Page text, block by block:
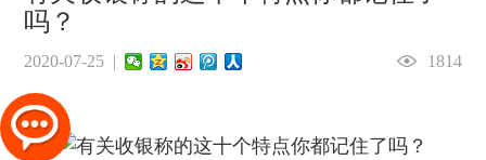
吗？
2020-07-25 | 1814